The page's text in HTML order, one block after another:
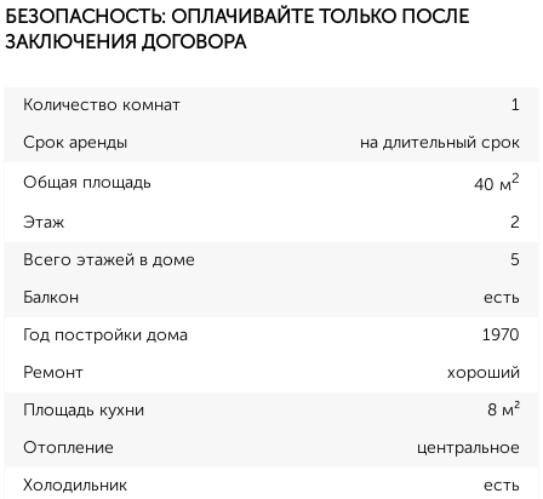
БЕЗОПАСНОСТЬ: ОПЛАЧИВАЙТЕ ТОЛЬКО ПОСЛЕ
ЗАКЛЮЧЕНИЯ ДОГОВОРА
Количество комнат 1
Срок аренды на длительный срок
Общая площадь 40 м2
Этаж 2
Всего этажей в доме 5
Балкон есть
Год постройки дома 1970
Ремонт хороший
Площадь кухни 8 м²
Отопление центральное
Холодильник есть